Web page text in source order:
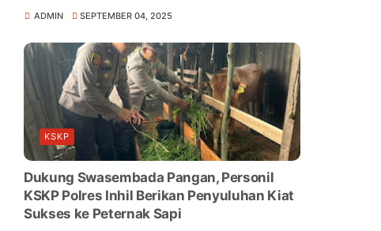
ADMIN SEPTEMBER 04, 2025
KSKP
Dukung Swasembada Pangan, Personil
KSKP Polres Inhil Berikan Penyuluhan Kiat
Sukses ke Peternak Sapi